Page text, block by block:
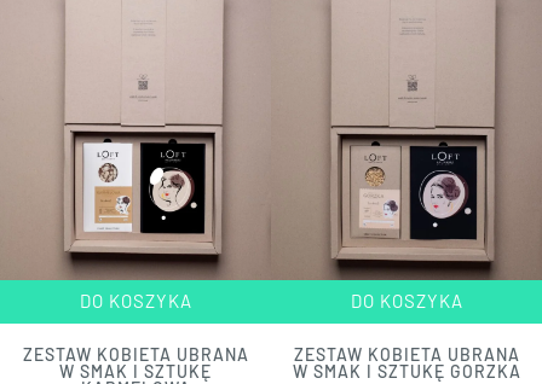
DO KOSZYKA
ZESTAW KOBIETA UBRANA
W SMAK I SZTUKĘ
DO KOSZYKA
ZESTAW KOBIETA UBRANA
W SMAK I SZTUKĘ GORZKA